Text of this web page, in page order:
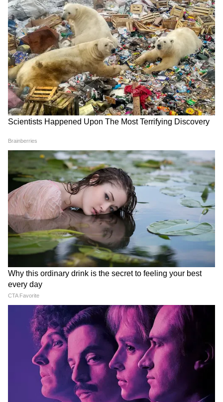
View post on Instagram
View post on Instagram
LATEST VIDEOS
Modi in IIT Delhi: PM ने सुनाई जिंदगी की
प्रेक्टिकल बातें, तालियों से गूंज उठा हॉल
Modi in IIT Delhi: '1 लाख करोड़..अंग्रेजी में
बोलूं', देश के युवाओं को Modi ने दिया बहुत बड़ा
टास्क